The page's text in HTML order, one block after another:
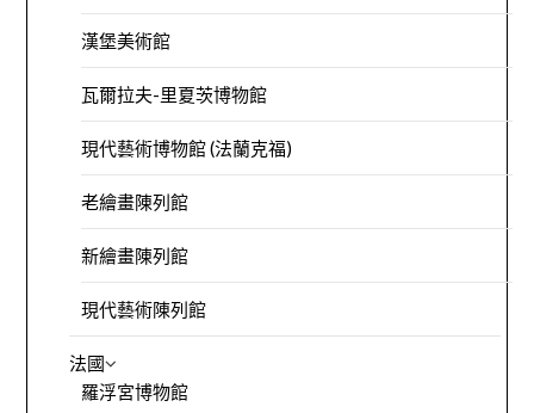
漢堡美術館
瓦爾拉夫-里夏茨博物館
現代藝術博物館 (法蘭克福)
老繪畫陳列館
新繪畫陳列館
現代藝術陳列館
法國
羅浮宮博物館